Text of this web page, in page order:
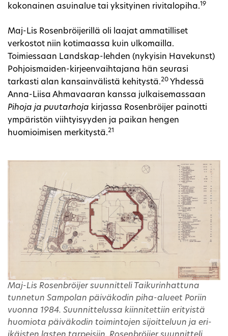
kokonainen asuinalue tai yksityinen rivitalopiha.19
Maj-Lis Rosenbröijerillä oli laajat ammatilliset
verkostot niin kotimaassa kuin ulkomailla.
Toimiessaan Landskap-lehden (nykyisin Havekunst)
Pohjoismaiden-kirjeenvaihtajana hän seurasi
tarkasti alan kansainvälistä kehitystä.20 Yhdessä
Anna-Liisa Ahmavaaran kanssa julkaisemassaan
Pihoja ja puutarhoja kirjassa Rosenbröijer painotti
ympäristön viihtyisyyden ja paikan hengen
huomioimisen merkitystä.21
Maj-Lis Rosenbröijer suunnitteli Taikurinhattuna
tunnetun Sampolan päiväkodin piha-alueet Poriin
vuonna 1984. Suunnittelussa kiinnitettiin erityistä
huomiota päiväkodin toimintojen sijoitteluun ja eri-